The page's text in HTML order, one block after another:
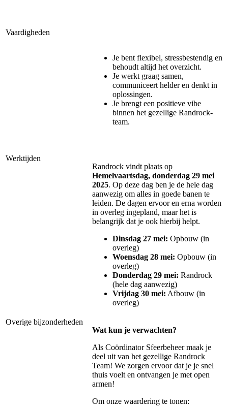
Vaardigheden
Je bent flexibel, stressbestendig en
behoudt altijd het overzicht.
Je werkt graag samen,
communiceert helder en denkt in
oplossingen.
Je brengt een positieve vibe
binnen het gezellige Randrock-
team.
Werktijden
Randrock vindt plaats op
Hemelvaartsdag, donderdag 29 mei
2025. Op deze dag ben je de hele dag
aanwezig om alles in goede banen te
leiden. De dagen ervoor en erna worden
in overleg ingepland, maar het is
belangrijk dat je ook hierbij helpt.
Dinsdag 27 mei: Opbouw (in
overleg)
Woensdag 28 mei: Opbouw (in
overleg)
Donderdag 29 mei: Randrock
(hele dag aanwezig)
Vrijdag 30 mei: Afbouw (in
overleg)
Overige bijzonderheden
Wat kun je verwachten?
Als Coördinator Sfeerbeheer maak je
deel uit van het gezellige Randrock
Team! We zorgen ervoor dat je je snel
thuis voelt en ontvangen je met open
armen!
Om onze waardering te tonen: